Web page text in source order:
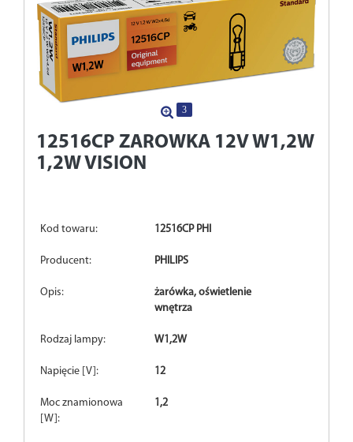
3
12516CP ZAROWKA 12V W1,2W
1,2W VISION
Kod towaru: 12516CP PHI
Producent: PHILIPS
Opis:
żarówka, oświetlenie
wnętrza
Rodzaj lampy: W1,2W
Napięcie [V]: 12
Moc znamionowa
[W]:
1,2